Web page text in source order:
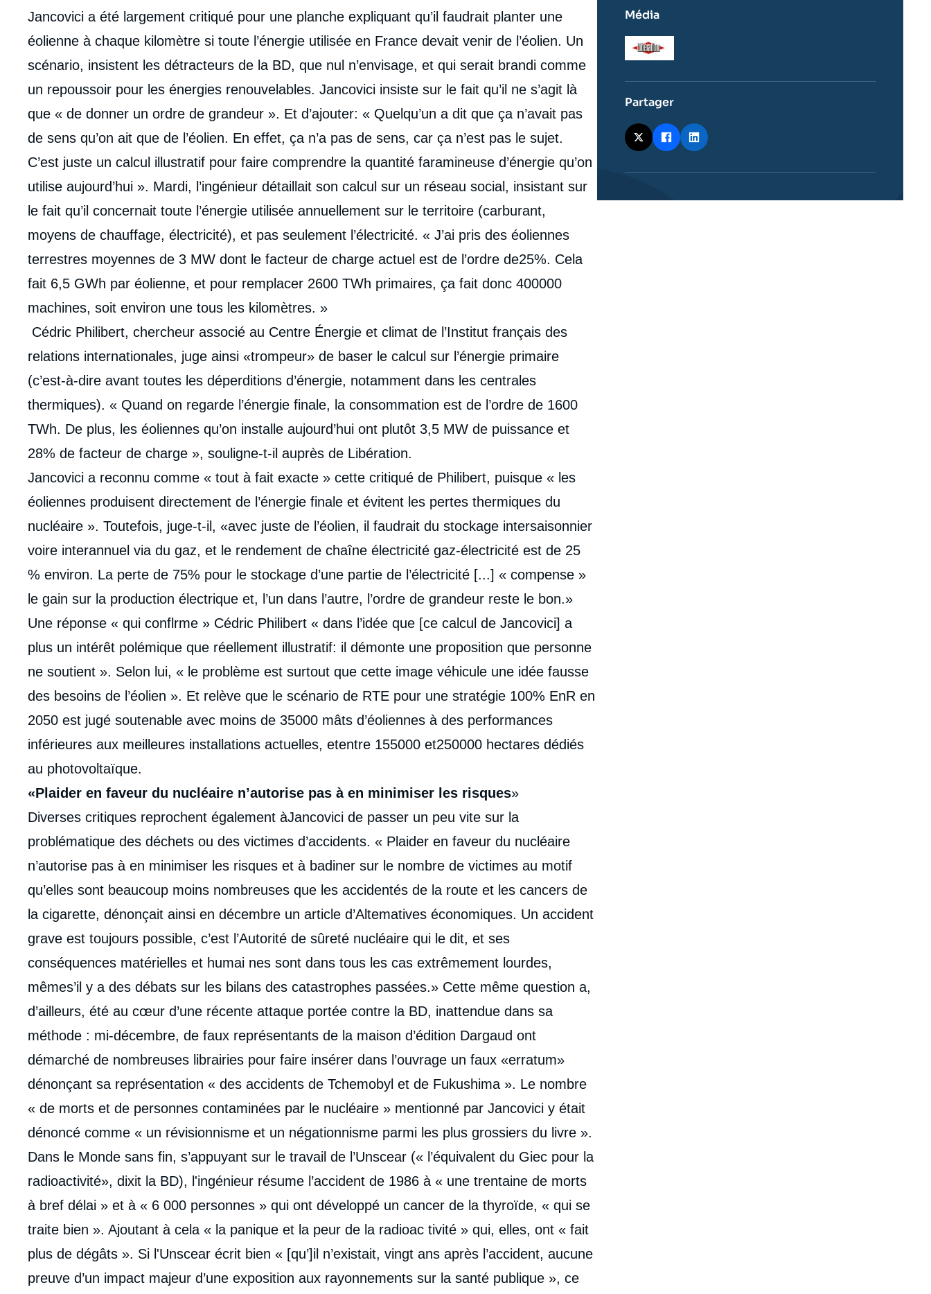
intervention
médiatique
Jancovici a été largement critiqué pour une planche expliquant qu’il faudrait planter une
éolienne à chaque kilomètre si toute l’énergie utilisée en France devait venir de l’éolien. Un
scénario, insistent les détracteurs de la BD, que nul n’envisage, et qui serait brandi comme
un repoussoir pour les énergies renouvelables. Jancovici insiste sur le fait qu’il ne s’agit là
que « de donner un ordre de grandeur ». Et d’ajouter: « Quelqu’un a dit que ça n’avait pas
de sens qu’on ait que de l’éolien. En effet, ça n’a pas de sens, car ça n’est pas le sujet.
C’est juste un calcul illustratif pour faire comprendre la quantité faramineuse d’énergie qu’on
utilise aujourd’hui ». Mardi, l’ingénieur détaillait son calcul sur un réseau social, insistant sur
le fait qu’il concernait toute l’énergie utilisée annuellement sur le territoire (carburant,
moyens de chauffage, électricité), et pas seulement l’électricité. « J’ai pris des éoliennes
terrestres moyennes de 3 MW dont le facteur de charge actuel est de l’ordre de25%. Cela
fait 6,5 GWh par éolienne, et pour remplacer 2600 TWh primaires, ça fait donc 400000
machines, soit environ une tous les kilomètres. »
Cédric Philibert, chercheur associé au Centre Énergie et climat de l’Institut français des
relations internationales, juge ainsi «trompeur» de baser le calcul sur l’énergie primaire
(c’est-à-dire avant toutes les déperditions d’énergie, notamment dans les centrales
thermiques). « Quand on regarde l’énergie finale, la consommation est de l’ordre de 1600
TWh. De plus, les éoliennes qu’on installe aujourd’hui ont plutôt 3,5 MW de puissance et
28% de facteur de charge », souligne-t-il auprès de Libération.
Jancovici a reconnu comme « tout à fait exacte » cette critiqué de Philibert, puisque « les
éoliennes produisent directement de l’énergie finale et évitent les pertes thermiques du
nucléaire ». Toutefois, juge-t-il, «avec juste de l’éolien, il faudrait du stockage intersaisonnier
voire interannuel via du gaz, et le rendement de chaîne électricité gaz-électricité est de 25
% environ. La perte de 75% pour le stockage d’une partie de l’électricité [...] « compense »
le gain sur la production électrique et, l’un dans l’autre, l’ordre de grandeur reste le bon.»
Une réponse « qui conflrme » Cédric Philibert « dans l’idée que [ce calcul de Jancovici] a
plus un intérêt polémique que réellement illustratif: il démonte une proposition que personne
ne soutient ». Selon lui, « le problème est surtout que cette image véhicule une idée fausse
des besoins de l’éolien ». Et relève que le scénario de RTE pour une stratégie 100% EnR en
2050 est jugé soutenable avec moins de 35000 mâts d’éoliennes à des performances
inférieures aux meilleures installations actuelles, etentre 155000 et250000 hectares dédiés
au photovoltaïque.
«Plaider en faveur du nucléaire n’autorise pas à en minimiser les risques»
Diverses critiques reprochent également àJancovici de passer un peu vite sur la
problématique des déchets ou des victimes d’accidents. « Plaider en faveur du nucléaire
n’autorise pas à en minimiser les risques et à badiner sur le nombre de victimes au motif
qu’elles sont beaucoup moins nombreuses que les accidentés de la route et les cancers de
la cigarette, dénonçait ainsi en décembre un article d’Altematives économiques. Un accident
grave est toujours possible, c’est l’Autorité de sûreté nucléaire qui le dit, et ses
conséquences matérielles et humai nes sont dans tous les cas extrêmement lourdes,
mêmes’il y a des débats sur les bilans des catastrophes passées.» Cette même question a,
d’ailleurs, été au cœur d’une récente attaque portée contre la BD, inattendue dans sa
méthode : mi-décembre, de faux représentants de la maison d’édition Dargaud ont
démarché de nombreuses librairies pour faire insérer dans l’ouvrage un faux «erratum»
dénonçant sa représentation « des accidents de Tchemobyl et de Fukushima ». Le nombre
« de morts et de personnes contaminées par le nucléaire » mentionné par Jancovici y était
dénoncé comme « un révisionnisme et un négationnisme parmi les plus grossiers du livre ».
Dans le Monde sans fin, s’appuyant sur le travail de l’Unscear (« l’équivalent du Giec pour la
radioactivité», dixit la BD), l'ingénieur résume l’accident de 1986 à « une trentaine de morts
à bref délai » et à « 6 000 personnes » qui ont développé un cancer de la thyroïde, « qui se
traite bien ». Ajoutant à cela « la panique et la peur de la radioac tivité » qui, elles, ont « fait
plus de dégâts ». Si l'Unscear écrit bien « [qu’]il n’existait, vingt ans après l’accident, aucune
preuve d’un impact majeur d’une exposition aux rayonnements sur la santé publique », ce
Média
Logo
Partager